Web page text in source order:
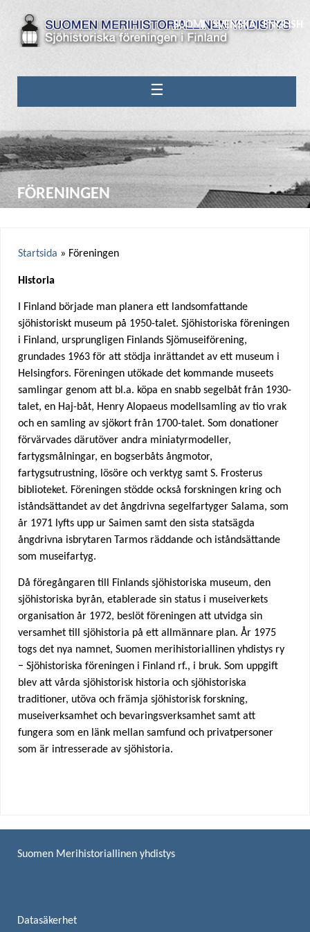
☰
SUOMI SVENSKA ENGLISH
FÖRENINGEN
Y
o
u
a
r
e
h
e
r
e
Startsida » Föreningen
Historia
I Finland började man planera ett landsomfattande
sjöhistoriskt museum på 1950-talet. Sjöhistoriska föreningen
i Finland, ursprungligen Finlands Sjömuseiförening,
grundades 1963 för att stödja inrättandet av ett museum i
Helsingfors. Föreningen utökade det kommande museets
samlingar genom att bl.a. köpa en snabb segelbåt från 1930-
talet, en Haj-båt, Henry Alopaeus modellsamling av tio vrak
och en samling av sjökort från 1700-talet. Som donationer
förvärvades därutöver andra miniatyrmodeller,
fartygsmålningar, en bogserbåts ångmotor,
fartygsutrustning, lösöre och verktyg samt S. Frosterus
biblioteket. Föreningen stödde också forskningen kring och
iståndsättandet av det ångdrivna segelfartyger Salama, som
år 1971 lyfts upp ur Saimen samt den sista statsägda
ångdrivna isbrytaren Tarmos räddande och iståndsättande
som museifartyg.
Då föregångaren till Finlands sjöhistoriska museum, den
sjöhistoriska byrån, etablerade sin status i museiverkets
organisation år 1972, beslöt föreningen att utvidga sin
versamhet till sjöhistoria på ett allmännare plan. År 1975
togs det nya namnet, Suomen merihistoriallinen yhdistys ry
− Sjöhistoriska föreningen i Finland rf., i bruk. Som uppgift
blev att vårda sjöhistorisk historia och sjöhistoriska
traditioner, utöva och främja sjöhistorisk forskning,
museiverksamhet och bevaringsverksamhet samt att
fungera som en länk mellan samfund och privatpersoner
som är intresserade av sjöhistoria.
Suomen Merihistoriallinen yhdistys
Datasäkerhet